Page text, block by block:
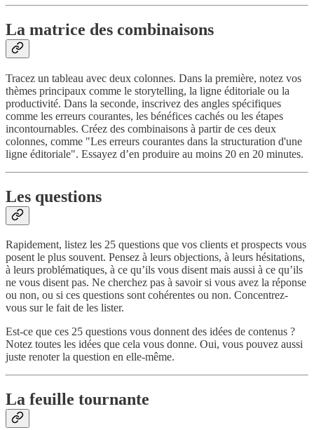
La matrice des combinaisons
Tracez un tableau avec deux colonnes. Dans la première, notez vos
thèmes principaux comme le storytelling, la ligne éditoriale ou la
productivité. Dans la seconde, inscrivez des angles spécifiques
comme les erreurs courantes, les bénéfices cachés ou les étapes
incontournables. Créez des combinaisons à partir de ces deux
colonnes, comme "Les erreurs courantes dans la structuration d'une
ligne éditoriale". Essayez d’en produire au moins 20 en 20 minutes.
Les questions
Rapidement, listez les 25 questions que vos clients et prospects vous
posent le plus souvent. Pensez à leurs objections, à leurs hésitations,
à leurs problématiques, à ce qu’ils vous disent mais aussi à ce qu’ils
ne vous disent pas. Ne cherchez pas à savoir si vous avez la réponse
ou non, ou si ces questions sont cohérentes ou non. Concentrez-
vous sur le fait de les lister.
Est-ce que ces 25 questions vous donnent des idées de contenus ?
Notez toutes les idées que cela vous donne. Oui, vous pouvez aussi
juste renoter la question en elle-même.
La feuille tournante